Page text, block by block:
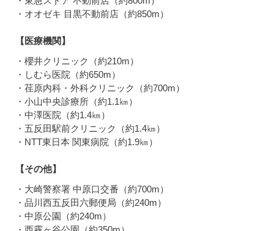
・オオゼキ 目黒不動前店（約850m）
【医療機関】
・櫻井クリニック（約210m）
・しむら医院（約650m）
・荏原内科・外科クリニック（約700m）
・小山中央診療所（約1.1㎞）
・中澤医院（約1.4㎞）
・五反田駅前クリニック（約1.4㎞）
・NTT東日本 関東病院（約1.9㎞）
【その他】
・大崎警察署 中原口交番（約700m）
・品川西五反田六郵便局（約240m）
・中原公園（約240m）